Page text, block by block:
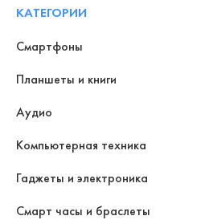
КАТЕГОРИИ
Смартфоны
Планшеты и книги
Аудио
Компьютерная техника
Гаджеты и электроника
Смарт часы и браслеты